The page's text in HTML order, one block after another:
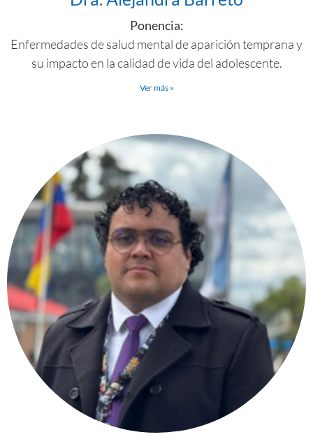
Ponencia:
Enfermedades de salud mental de aparición temprana y
su impacto en la calidad de vida del adolescente.
Ver más »